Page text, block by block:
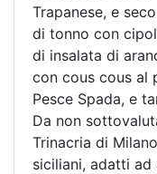
Trapanese, e
di tonno con
di insalata di
con cous cous al
Pesce Spada, e
Da non
Trinacria di
siciliani, adatti